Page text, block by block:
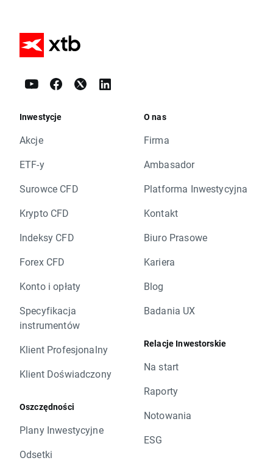
Inwestycje
Akcje
ETF-y
Surowce CFD
Krypto CFD
Indeksy CFD
Forex CFD
Konto i opłaty
Specyfikacja
instrumentów
Klient Profesjonalny
Klient Doświadczony
Oszczędności
Plany Inwestycyjne
Odsetki
O nas
Firma
Ambasador
Platforma Inwestycyjna
Kontakt
Biuro Prasowe
Kariera
Blog
Badania UX
Relacje Inwestorskie
Na start
Raporty
Notowania
ESG